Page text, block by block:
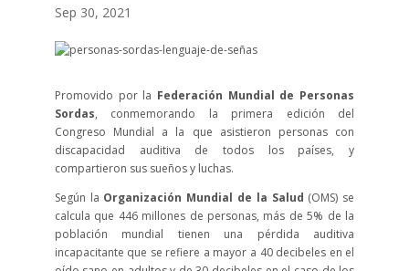
Sep 30, 2021
Promovido por la Federación Mundial de Personas
Sordas, conmemorando la primera edición del
Congreso Mundial a la que asistieron personas con
discapacidad auditiva de todos los países, y
compartieron sus sueños y luchas.
Según la Organización Mundial de la Salud (OMS) se
calcula que 446 millones de personas, más de 5% de la
población mundial tienen una pérdida auditiva
incapacitante que se refiere a mayor a 40 decibeles en el